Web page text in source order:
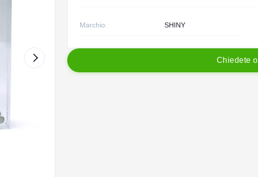
Marchio: SHINY
Chiedete o